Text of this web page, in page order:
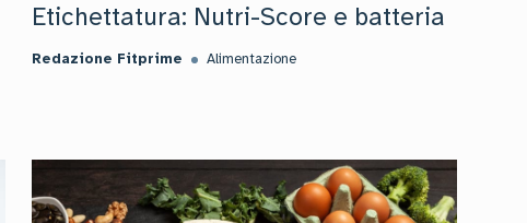
Etichettatura: Nutri-Score e batteria
Redazione Fitprime Alimentazione